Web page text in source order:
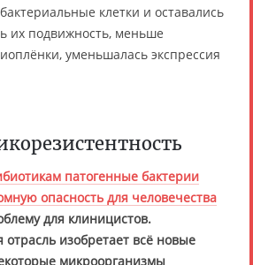
клетки и оставались
их подвижность, меньше
уменьшалась экспрессия
патогенные бактерии
опасность для человечества
для клиницистов.
изобретает всё новые
микроорганизмы